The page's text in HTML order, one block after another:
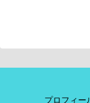
プロフィー